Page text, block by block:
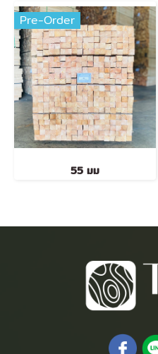
Pre-Order
55 มม